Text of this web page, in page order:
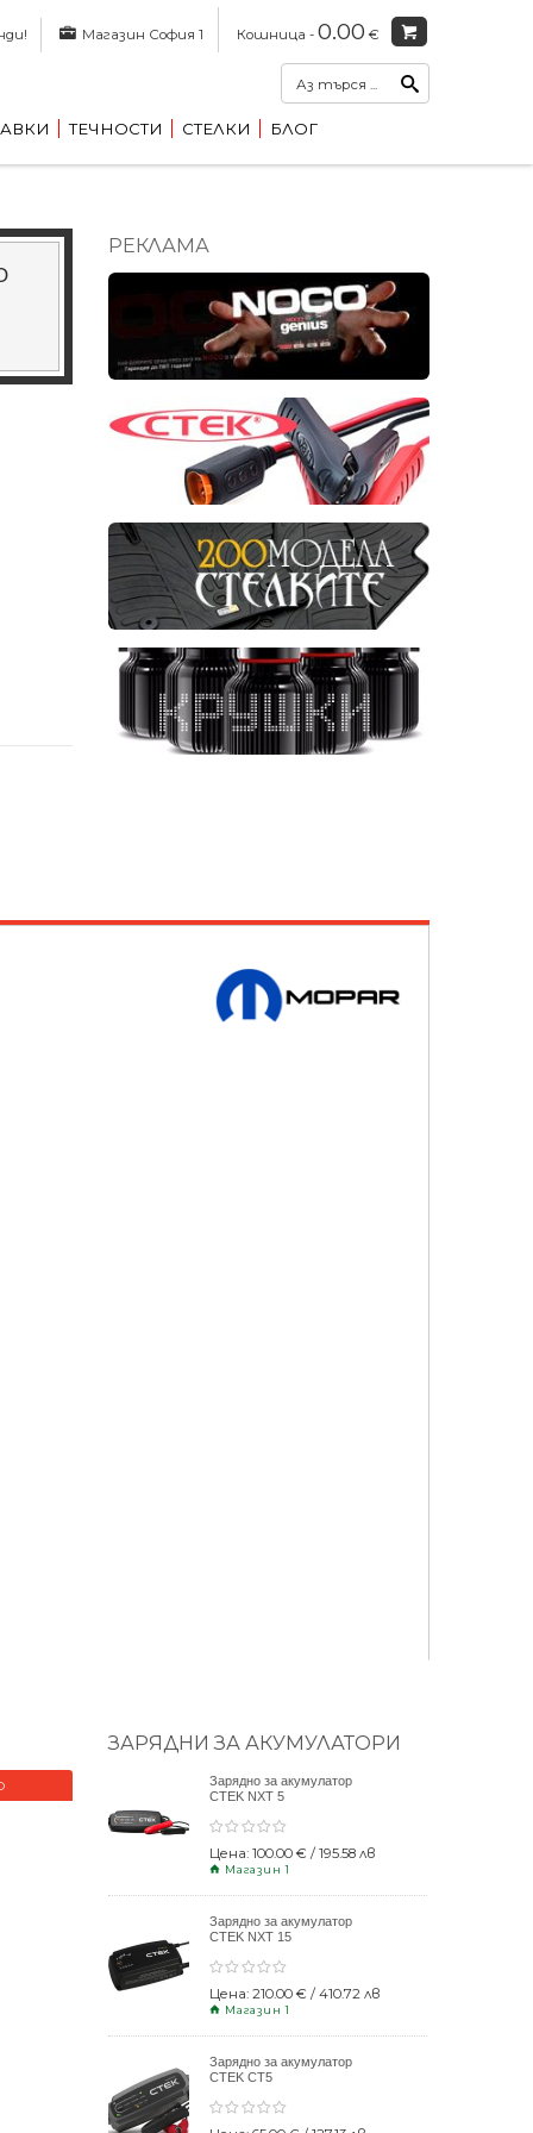
Магазин София 1 Кошница - 0.00 €
ТЕЧНОСТИ СТЕЛКИ БЛОГ
РЕКЛАМА
НОВО
ЗАРЯДНИ ЗА АКУМУЛАТОРИ
Зарядно за акумулатор
CTEK NXT 5
Цена: 100.00 € / 195.58 лв
Магазин 1
Зарядно за акумулатор
CTEK NXT 15
Цена: 210.00 € / 410.72 лв
Магазин 1
Зарядно за акумулатор
CTEK CT5